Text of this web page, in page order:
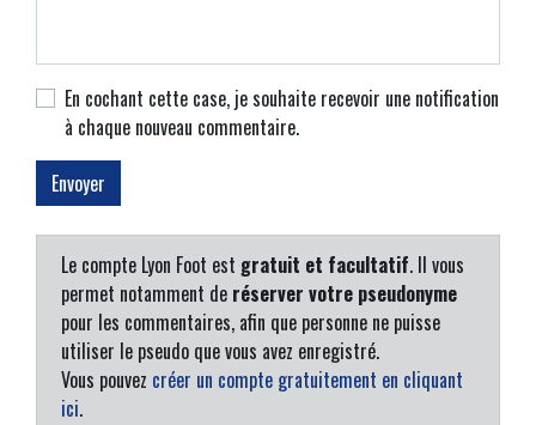
En cochant cette case, je souhaite recevoir une notification
à chaque nouveau commentaire.
Le compte Lyon Foot est gratuit et facultatif. Il vous
permet notamment de réserver votre pseudonyme
pour les commentaires, afin que personne ne puisse
utiliser le pseudo que vous avez enregistré.
Vous pouvez créer un compte gratuitement en cliquant
ici.